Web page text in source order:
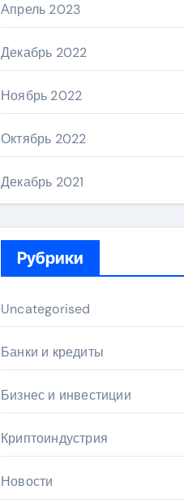
Апрель 2023
Декабрь 2022
Ноябрь 2022
Октябрь 2022
Декабрь 2021
Рубрики
Uncategorised
Банки и кредиты
Бизнес и инвестиции
Криптоиндустрия
Новости